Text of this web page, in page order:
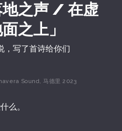
地之声 / 在虚
之上」
写了首诗给你们
Sound, 马德里 2023
么。